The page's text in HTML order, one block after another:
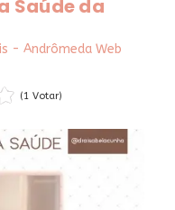
Saúde da
- Andrômeda Web
(1 Votar)